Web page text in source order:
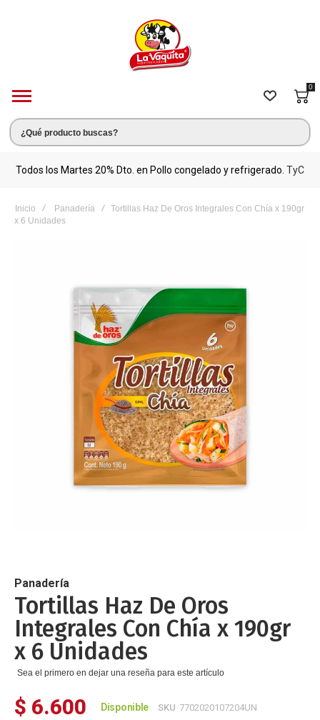
0
Todos los Martes 20% Dto. en Pollo congelado y refrigerado. TyC
Inicio Panadería
Tortillas Haz De Oros Integrales Con Chía x 190gr
x 6 Unidades
de
la
galería
de
imágenes
Panadería
Tortillas Haz De Oros
Integrales Con Chía x 190gr
x 6 Unidades
Sea el primero en dejar una reseña para este artículo
$ 6.600 Disponible SKU 7702020107204UN